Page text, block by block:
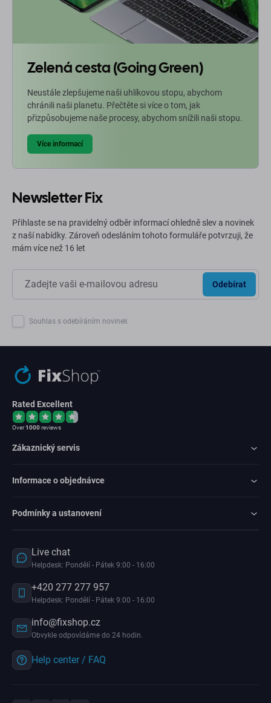
Zelená cesta (Going Green)
Neustále zlepšujeme naši uhlíkovou stopu, abychom
chránili naši planetu. Přečtěte si více o tom, jak
přizpůsobujeme naše procesy, abychom snížili naši stopu.
Více informací
Newsletter Fix
Přihlaste se na pravidelný odběr informací ohledně slev a novinek
z naší nabídky. Zároveň odesláním tohoto formuláře potvrzuji, že
mám více než 16 let
Odebírat
Souhlas s odebíráním novinek
Rated Excellent
Over1000reviews
Zákaznický servis
Informace o objednávce
Podmínky a ustanovení
Live chat
Helpdesk: Pondělí - Pátek 9:00 - 16:00
+420 277 277 957
Helpdesk: Pondělí - Pátek 9:00 - 16:00
info@fixshop.cz
Obvykle odpovídáme do 24 hodin.
Help center / FAQ